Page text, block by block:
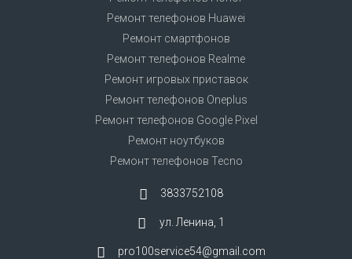
Ремонт телефонов Huawei
Ремонт смартфонов
Ремонт телефонов Realme
Ремонт игровых приставок
Ремонт телефонов Oneplus
Ремонт телефонов Google Pixel
Ремонт ноутбуков
Ремонт телефонов Tecno
3833752108
ул. Ленина, 1
pro100service54@gmail.com